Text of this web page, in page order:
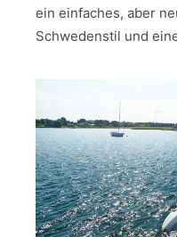
ein einfaches, aber
Schwedenstil und